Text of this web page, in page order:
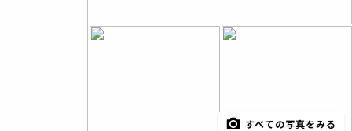
すべての写真をみる